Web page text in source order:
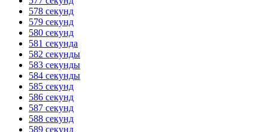
578 секунд
579 секунд
580 секунд
581 секунда
582 секунды
583 секунды
584 секунды
585 секунд
586 секунд
587 секунд
588 секунд
589 секунд